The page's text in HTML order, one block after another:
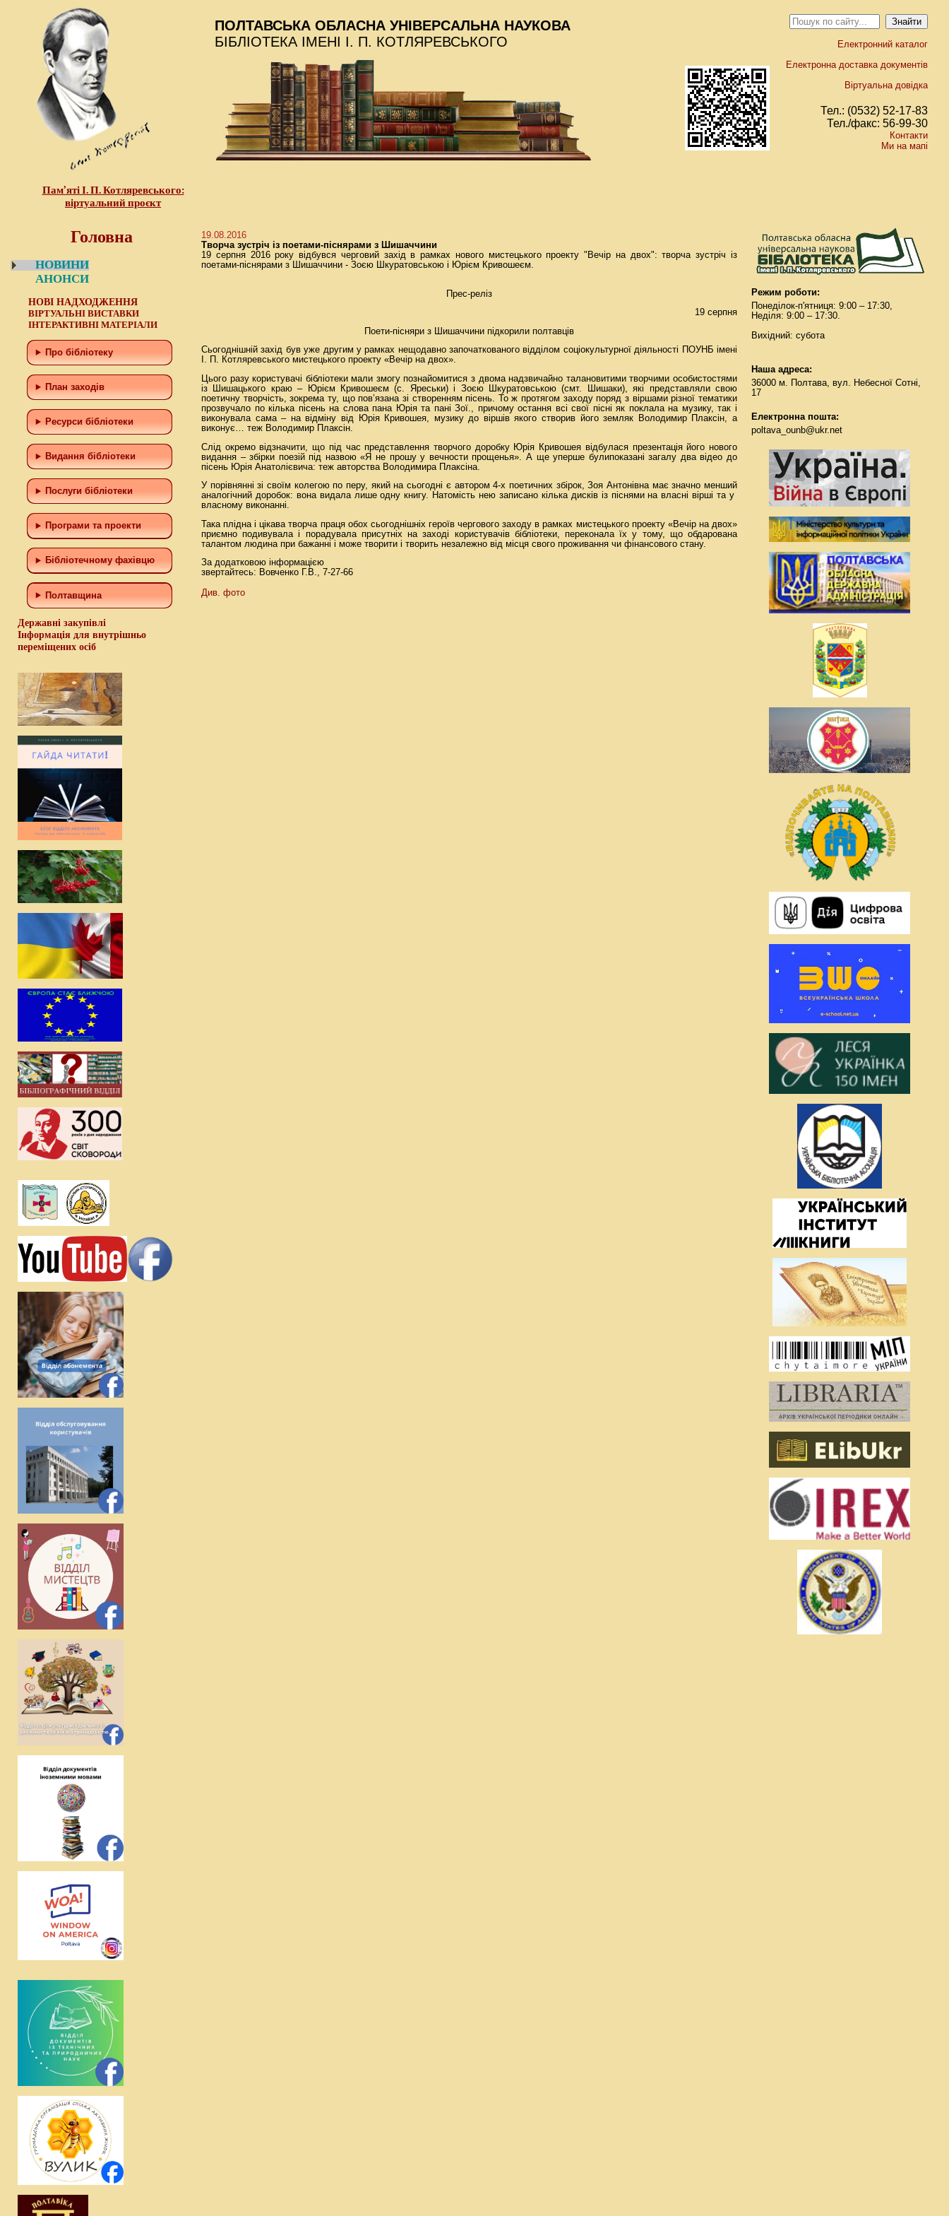
Пам’яті І. П. Котляревського:
віртуальний проєкт
ПОЛТАВСЬКА ОБЛАСНА УНІВЕРСАЛЬНА НАУКОВА
БІБЛІОТЕКА ІМЕНІ І. П. КОТЛЯРЕВСЬКОГО
Електронний каталог
Електронна доставка документів
Віртуальна довідка
Тел.: (0532) 52-17-83
Тел./факс: 56-99-30
Контакти
Ми на мапі
Головна
НОВИНИ
АНОНСИ
НОВІ НАДХОДЖЕННЯ
ВІРТУАЛЬНІ ВИСТАВКИ
ІНТЕРАКТИВНІ МАТЕРІАЛИ
Про бібліотеку
План заходів
Ресурси бібліотеки
Видання бібліотеки
Послуги бібліотеки
Програми та проекти
Бiблiотечному фахiвцю
Полтавщина
Державні закупівлі
Інформація для внутрішньо
переміщених осіб
19.08.2016
Творча зустріч із поетами-піснярами з Шишаччини
19 серпня 2016 року відбувся черговий захід в рамках нового мистецького проекту "Вечір на двох": творча зустріч із
поетами-піснярами з Шишаччини - Зоєю Шкуратовською і Юрієм Кривошеєм.
Прес-реліз
19 серпня
Поети-пісняри з Шишаччини підкорили полтавців
Сьогоднішній захід був уже другим у рамках нещодавно започаткованого відділом соціокультурної діяльності ПОУНБ імені
І. П. Котляревського мистецького проекту «Вечір на двох».
Цього разу користувачі бібліотеки мали змогу познайомитися з двома надзвичайно талановитими творчими особистостями
із Шишацького краю – Юрієм Кривошеєм (с. Яреськи) і Зоєю Шкуратовською (смт. Шишаки), які представляли свою
поетичну творчість, зокрема ту, що пов’язана зі створенням пісень. То ж протягом заходу поряд з віршами різної тематики
прозвучало по кілька пісень на слова пана Юрія та пані Зої., причому остання всі свої пісні як поклала на музику, так і
виконувала сама – на відміну від Юрія Кривошея, музику до віршів якого створив його земляк Володимир Плаксін, а
виконує… теж Володимир Плаксін.
Слід окремо відзначити, що під час представлення творчого доробку Юрія Кривошея відбулася презентація його нового
видання – збірки поезій під назвою «Я не прошу у вечности прощенья». А ще уперше булипоказані загалу два відео до
пісень Юрія Анатолієвича: теж авторства Володимира Плаксіна.
У порівнянні зі своїм колегою по перу, який на сьогодні є автором 4-х поетичних збірок, Зоя Антонівна має значно менший
аналогічний доробок: вона видала лише одну книгу. Натомість нею записано кілька дисків із піснями на власні вірші та у
власному виконанні.
Така плідна і цікава творча праця обох сьогоднішніх героїв чергового заходу в рамках мистецького проекту «Вечір на двох»
приємно подивувала і порадувала присутніх на заході користувачів бібліотеки, переконала їх у тому, що обдарована
талантом людина при бажанні і може творити і творить незалежно від місця свого проживання чи фінансового стану.
За додатковою інформацією
звертайтесь: Вовченко Г.В., 7-27-66
Див. фото
Режим роботи:
Понеділок-п'ятниця: 9:00 – 17:30,
Неділя: 9:00 – 17:30.
Вихідний: субота
Наша адреса:
36000 м. Полтава, вул. Небесної Сотні,
17
Електронна пошта:
poltava_ounb@ukr.net